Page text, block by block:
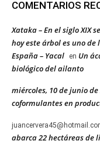
COMENTARIOS
Xataka – En el siglo XIX
hoy este árbol es uno
España – Yacal
en Un
biológico del ailanto
miércoles, 10 de junio de
coformulantes en
abarca 22 hectáreas de